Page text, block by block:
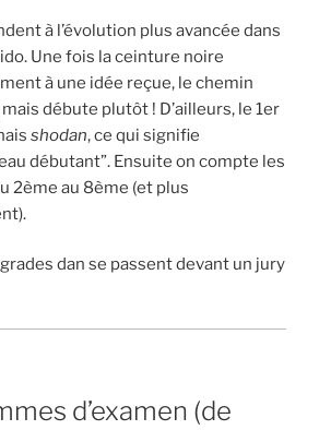
à l’évolution plus avancée dans
Une fois la ceinture noire
à une idée reçue, le chemin
débute plutôt ! D’ailleurs, le 1er
shodan, ce qui signifie
débutant”. Ensuite on compte les
2ème au 8ème (et plus
dan se passent devant un jury
d’examen (de